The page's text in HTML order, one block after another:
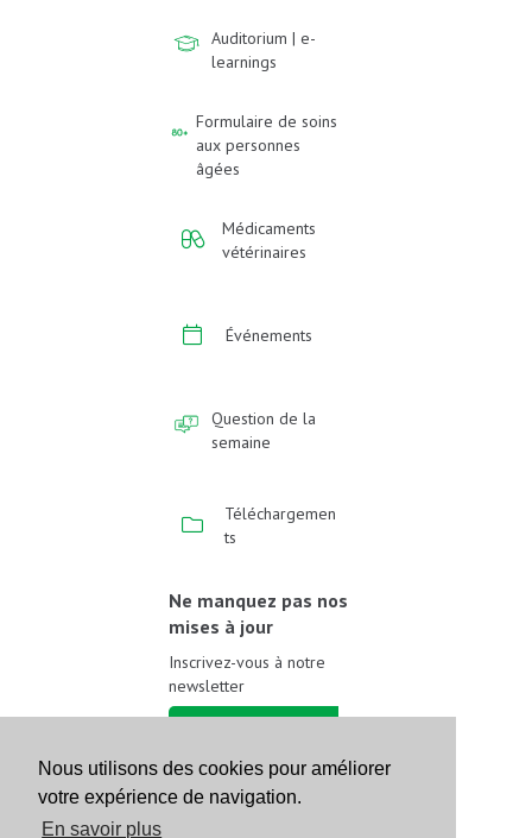
Nous utilisons des cookies pour améliorer
votre expérience de navigation.
En savoir plus
Auditorium | e-
learnings
Formulaire de soins
aux personnes
âgées
Médicaments
vétérinaires
Événements
Question de la
semaine
Téléchargemen
ts
Ne manquez pas nos
mises à jour
Inscrivez-vous à notre
newsletter
Suivez-nous sur les